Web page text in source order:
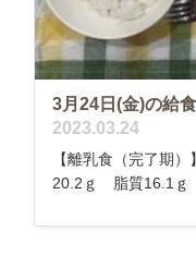
3月24日(金)の給
2023.03.24
【離乳食（完了期
20.2ｇ 脂質16.1ｇ